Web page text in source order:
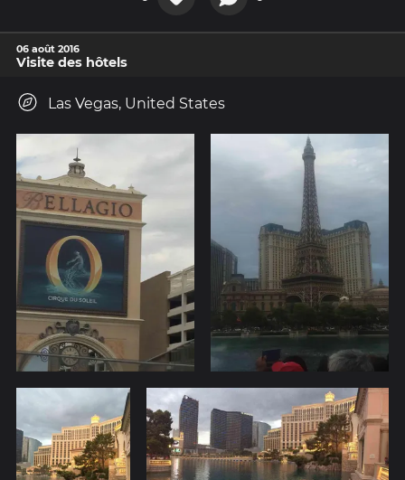
06 août 2016
Visite des hôtels
Las Vegas, United States